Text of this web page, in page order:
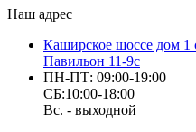
Наш адрес
Каширское шоссе дом 1
Павильон 11-9с
ПН-ПТ: 09:00-19:00
СБ:10:00-18:00
Вс. - выходной